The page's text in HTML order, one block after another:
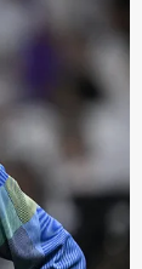
panel
detaylı bilgi
uyarınca
sitemizde
ilgili bilgi